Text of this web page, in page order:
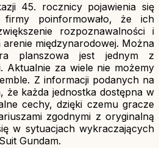
45. rocznicy pojawienia się
firmy poinformowało, że ich
rozpoznawalności i
międzynarodowej. Można
planszowa jest jednym z
Aktualnie za wiele nie możemy
Z informacji podanych na
że każda jednostka dostępna w
cechy, dzięki czemu gracze
zgodnymi z oryginalną
w sytuacjach wykraczających
Gundam.